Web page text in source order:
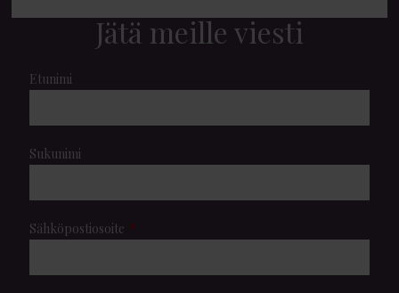
Jätä meille viesti
Etunimi
Sukunimi
Sähköpostiosoite